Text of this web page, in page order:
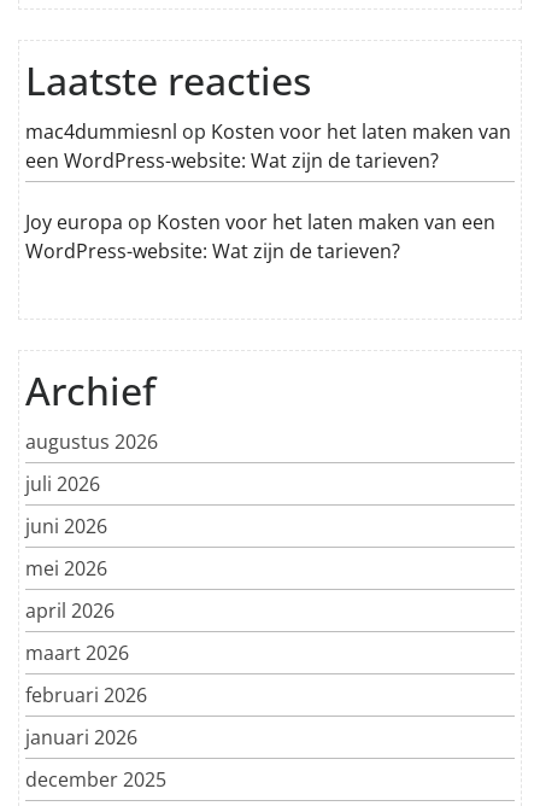
Laatste reacties
mac4dummiesnl op Kosten voor het laten maken van
een WordPress-website: Wat zijn de tarieven?
Joy europa op Kosten voor het laten maken van een
WordPress-website: Wat zijn de tarieven?
Archief
augustus 2026
juli 2026
juni 2026
mei 2026
april 2026
maart 2026
februari 2026
januari 2026
december 2025